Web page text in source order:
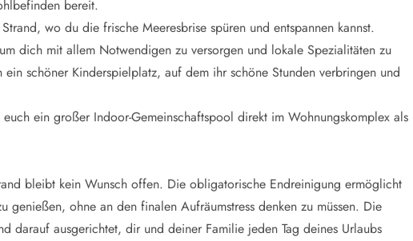
bereit.
wo du die frische Meeresbrise spüren und entspannen kannst.
dich mit allem Notwendigen zu versorgen und lokale Spezialitäten zu
schöner Kinderspielplatz, auf dem ihr schöne Stunden verbringen und
ein großer Indoor-Gemeinschaftspool direkt im Wohnungskomplex als
bleibt kein Wunsch offen. Die obligatorische Endreinigung ermöglicht
genießen, ohne an den finalen Aufräumstress denken zu müssen. Die
darauf ausgerichtet, dir und deiner Familie jeden Tag deines Urlaubs